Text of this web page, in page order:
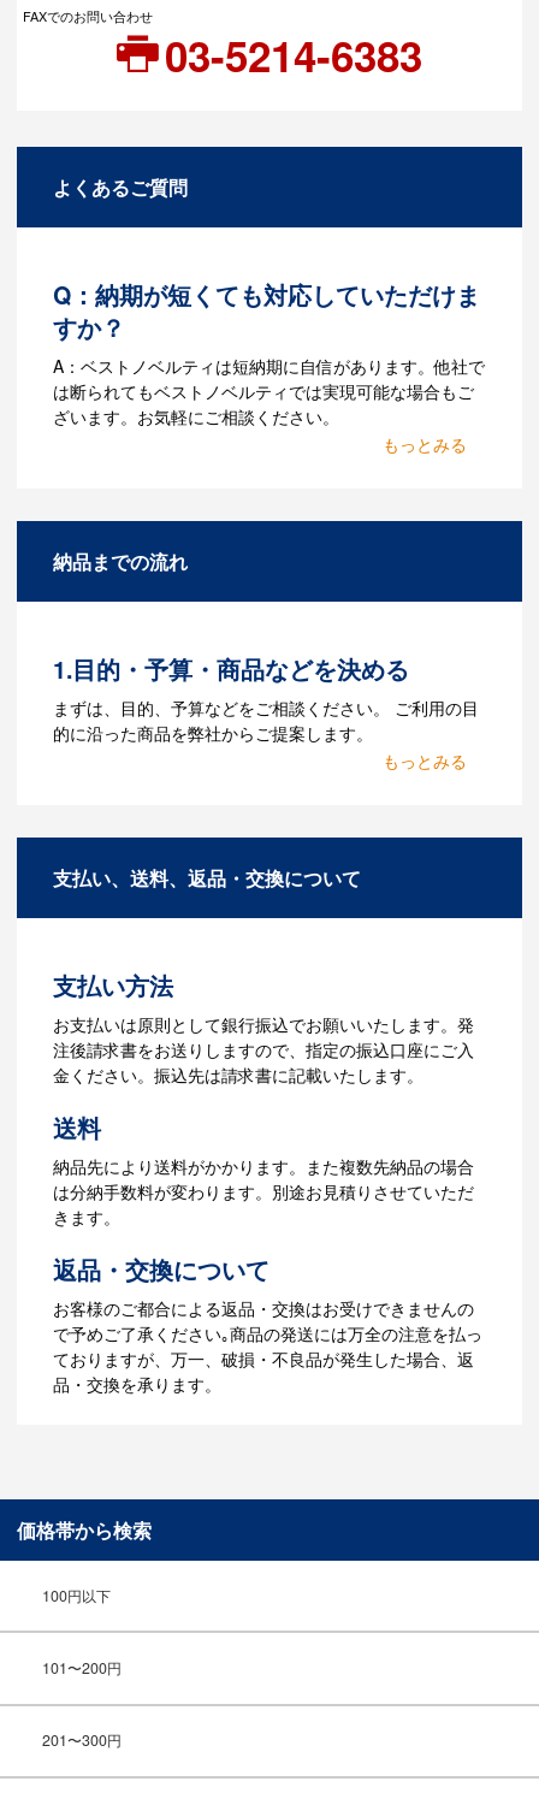
FAXでのお問い合わせ
03-5214-6383
よくあるご質問
Q：納期が短くても対応していただけま
すか？
A：ベストノベルティは短納期に自信があります。他社で
は断られてもベストノベルティでは実現可能な場合もご
ざいます。お気軽にご相談ください。
があります。Adobe illustratorのaiファイ
Q：ウェブサイトに掲載され
ていないオリジナルのノベル
タマイズが可能です。お気軽にご相談く
納品までの流れ
1.目的・予算・商品などを決める
まずは、目的、予算などをご相談ください。 ご利用の目
的に沿った商品を弊社からご提案します。
お見積を弊社からお出しします。
3.発注・データ入稿
ら、ご注文書をお送りします。
【名入れをする場合】名入れに必要なデ
ータをご入稿頂き、名入れイメージをデ
ータでご確認いただきます。
4.納品
【名入れをする場合】データのご入稿後
３週間程度で納品となります。
【名入れなしの場合】在庫がある場合、3
～5営業日程度で納品となります。
ご利用ガイドをもっとみる
支払い、送料、返品・交換について
支払い方法
お支払いは原則として銀行振込でお願いいたします。発
注後請求書をお送りしますので、指定の振込口座にご入
金ください。振込先は請求書に記載いたします。
送料
納品先により送料がかかります。また複数先納品の場合
は分納手数料が変わります。別途お見積りさせていただ
きます。
返品・交換について
お客様のご都合による返品・交換はお受けできませんの
で予めご了承ください｡商品の発送には万全の注意を払っ
ておりますが、万一、破損・不良品が発生した場合、返
品・交換を承ります。
価格帯から検索
100円以下
101〜200円
201〜300円